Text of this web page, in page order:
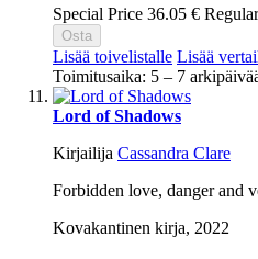
Special Price 36.05 €
Osta
Lisää toivelistalle Lisää
Toimitusaika: 5 – 7
Lord of Shadows
Kirjailija Cassandra Clare
Forbidden love, danger and
Kovakantinen kirja, 2022